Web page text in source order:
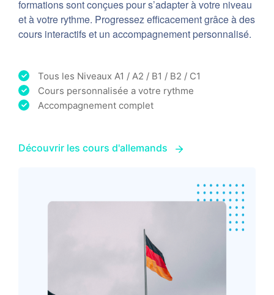
formations sont conçues pour s’adapter à votre niveau
et à votre rythme. Progressez efficacement grâce à des
cours interactifs et un accompagnement personnalisé.
Tous les Niveaux A1 / A2 / B1 / B2 / C1
Cours personnalisée a votre rythme
Accompagnement complet
Découvrir les cours d'allemands